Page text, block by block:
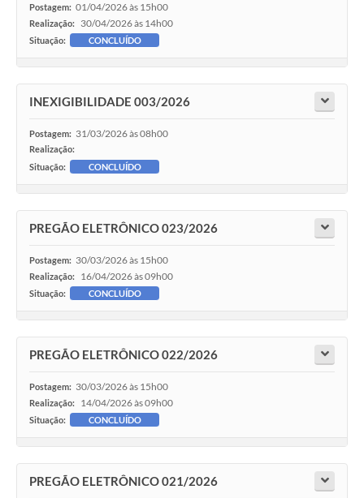
Postagem: 01/04/2026 às 15h00
Realização: 30/04/2026 às 14h00
Situação: CONCLUÍDO
INEXIGIBILIDADE 003/2026
Postagem: 31/03/2026 às 08h00
Realização:
Situação:
CONCLUÍDO
PREGÃO ELETRÔNICO 023/2026
Postagem: 30/03/2026 às 15h00
Realização: 16/04/2026 às 09h00
Situação: CONCLUÍDO
PREGÃO ELETRÔNICO 022/2026
Postagem: 30/03/2026 às 15h00
Realização: 14/04/2026 às 09h00
Situação: CONCLUÍDO
PREGÃO ELETRÔNICO 021/2026